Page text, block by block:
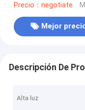
Precio：negotiate
Mejor
Descripción De
Alta luz